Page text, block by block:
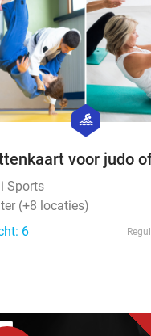
hexagon
sport
voor judo
Sports
(+8 locaties)
6